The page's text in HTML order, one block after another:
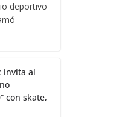
deportivo
invita al
con skate,